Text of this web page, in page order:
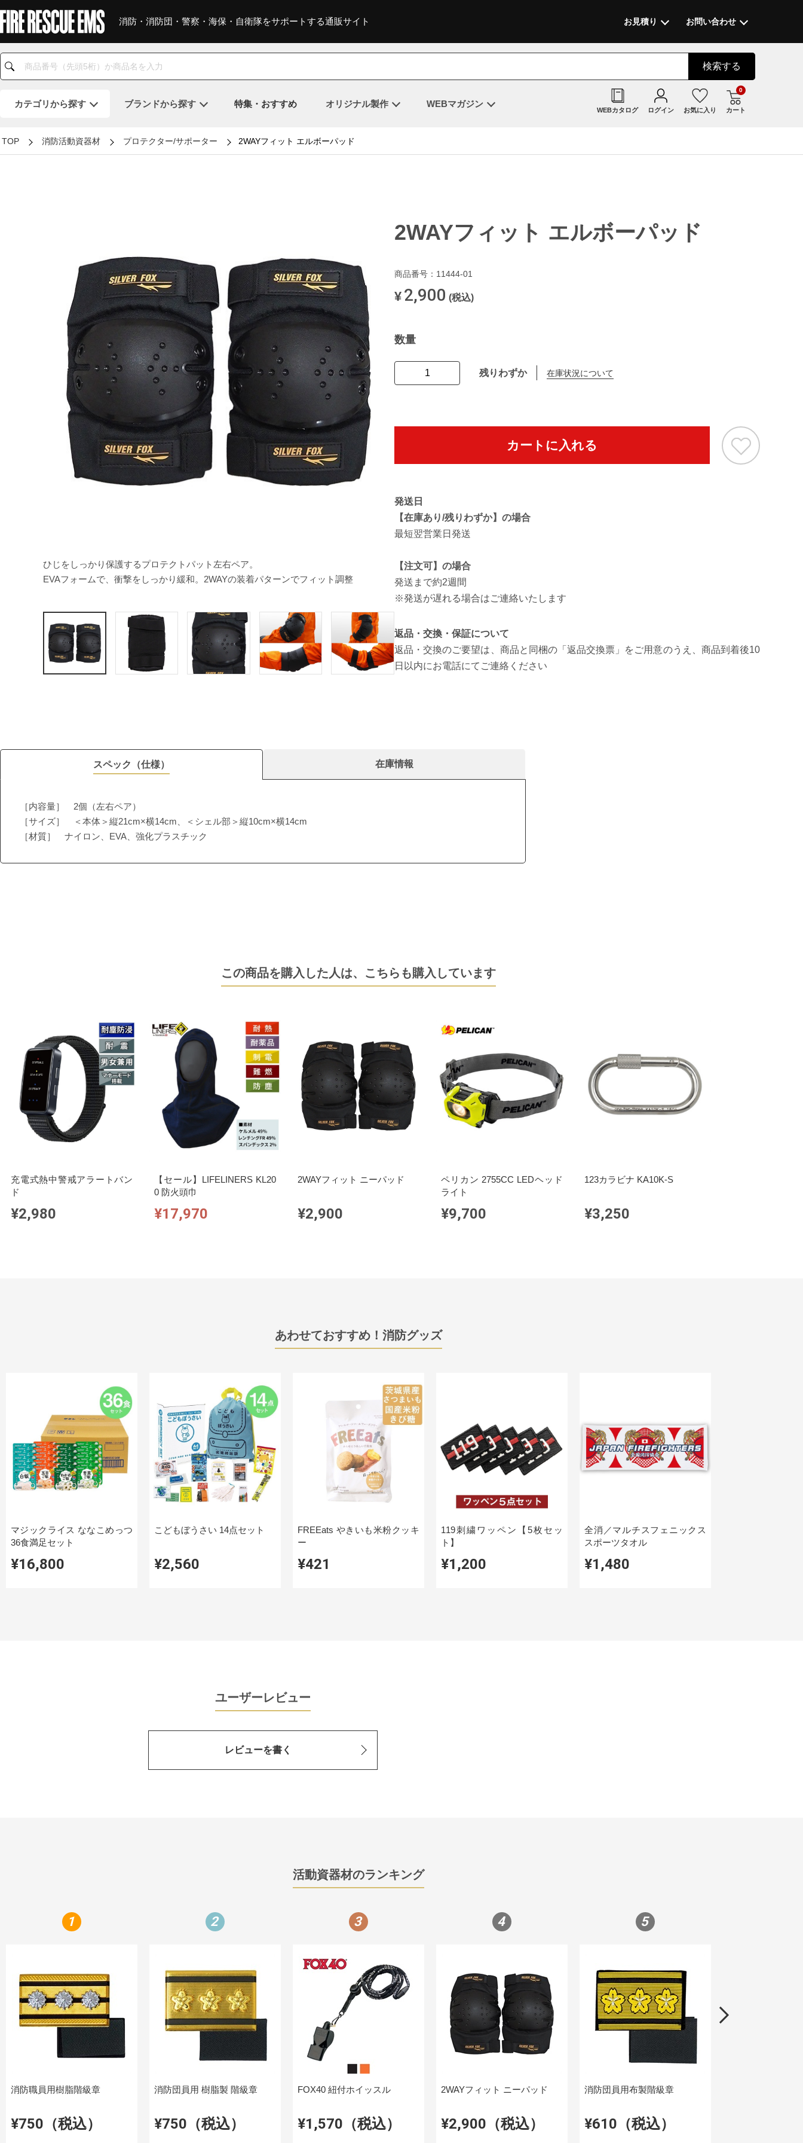
消防・消防団・警察・海保・自衛隊をサポートする通販サイト お見積り お問い合わせ
検索する
カテゴリから探す ブランドから探す 特集・おすすめ オリジナル製作 WEBマガジン
WEBカタログ ログイン お気に入り カート
0
TOP 消防活動資器材 プロテクター/サポーター 2WAYフィット エルボーパッド
ひじをしっかり保護するプロテクトパット左右ペア。
EVAフォームで、衝撃をしっかり緩和。2WAYの装着パターンでフィット調整
EVAフォームにより衝撃を緩和。面ファスナーでフィッティングを調整可能 ［裏面］
2WAYフィット エルボーパッド
商品番号：11444-01
¥ 2,900 (税込)
数量
残りわずか 在庫状況について
カートに入れる
発送日
【在庫あり/残りわずか】の場合
最短翌営業日発送
【注文可】の場合
発送まで約2週間
※発送が遅れる場合はご連絡いたします
返品・交換・保証について
返品・交換のご要望は、商品と同梱の「返品交換票」をご用意のうえ、商品到着後10
日以内にお電話にてご連絡ください
スペック（仕様） 在庫情報
［内容量］ 2個（左右ペア）
［サイズ］ ＜本体＞縦21cm×横14cm、＜シェル部＞縦10cm×横14cm
［材質］ ナイロン、EVA、強化プラスチック
この商品を購入した人は、 こちらも購入しています
充電式熱中警戒アラートバン
ド
¥2,980
【セール】LIFELINERS KL20
0 防火頭巾
¥17,970
2WAYフィット ニーパッド
¥2,900
ペリカン 2755CC LEDヘッド
ライト
¥9,700
123カラビナ KA10K-S
¥3,250
あわせておすすめ！消防グッズ
マジックライス ななこめっつ
36食満足セット
¥16,800
こどもぼうさい 14点セット
¥2,560
FREEats やきいも米粉クッキ
ー
¥421
119刺繍ワッペン【5枚セッ
ト】
¥1,200
全消／マルチスフェニックス
スポーツタオル
¥1,480
ユーザーレビュー
レビューを書く
活動資器材のランキング
1
消防職員用樹脂階級章
¥750（税込）
2
消防団員用 樹脂製 階級章
¥750（税込）
3
FOX40 紐付ホイッスル
¥1,570（税込）
4
2WAYフィット ニーパッド
¥2,900（税込）
5
消防団員用布製階級章
¥610（税込）